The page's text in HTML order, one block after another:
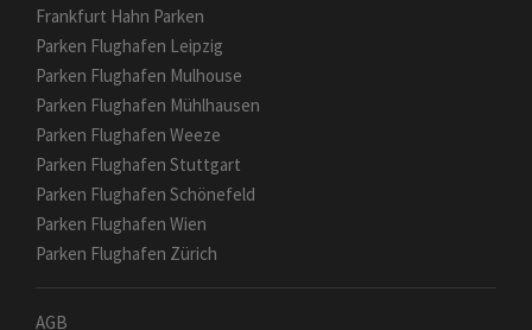
Frankfurt Hahn Parken
Parken Flughafen Leipzig
Parken Flughafen Mulhouse
Parken Flughafen Mühlhausen
Parken Flughafen Weeze
Parken Flughafen Stuttgart
Parken Flughafen Schönefeld
Parken Flughafen Wien
Parken Flughafen Zürich
AGB